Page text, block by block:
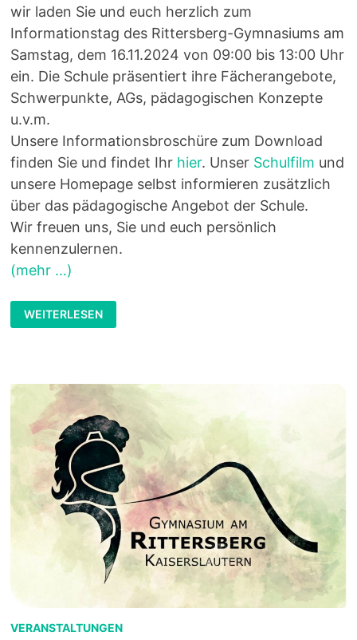
wir laden Sie und euch herzlich zum
Informationstag des Rittersberg-Gymnasiums am
Samstag, dem 16.11.2024 von 09:00 bis 13:00 Uhr
ein. Die Schule präsentiert ihre Fächerangebote,
Schwerpunkte, AGs, pädagogischen Konzepte
u.v.m.
Unsere Informationsbroschüre zum Download
finden Sie und findet Ihr hier. Unser Schulfilm und
unsere Homepage selbst informieren zusätzlich
über das pädagogische Angebot der Schule.
Wir freuen uns, Sie und euch persönlich
kennenzulernen.
(mehr …)
WILLKOMMEN
ZUM
INFORMATIONSTAG
WEITERLESEN
VERANSTALTUNGEN